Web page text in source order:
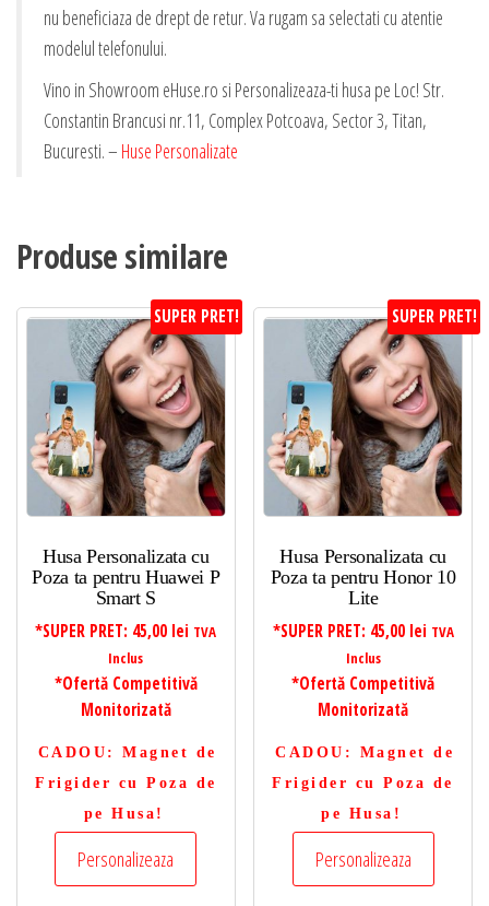
nu beneficiaza de drept de retur. Va rugam sa selectati cu atentie
modelul telefonului.
Vino in Showroom eHuse.ro si Personalizeaza-ti husa pe Loc! Str.
Constantin Brancusi nr.11, Complex Potcoava, Sector 3, Titan,
Bucuresti. – Huse Personalizate
Produse similare
SUPER PRET!
Husa Personalizata cu
Poza ta pentru Huawei P
Smart S
*SUPER PRET: 45,00 lei TVA
Inclus
*Ofertă Competitivă
Monitorizată
CADOU : Magnet de
Frigider cu Poza de
pe Husa!
Personalizeaza
SUPER PRET!
Husa Personalizata cu
Poza ta pentru Honor 10
Lite
*SUPER PRET: 45,00 lei TVA
Inclus
*Ofertă Competitivă
Monitorizată
CADOU : Magnet de
Frigider cu Poza de
pe Husa!
Personalizeaza